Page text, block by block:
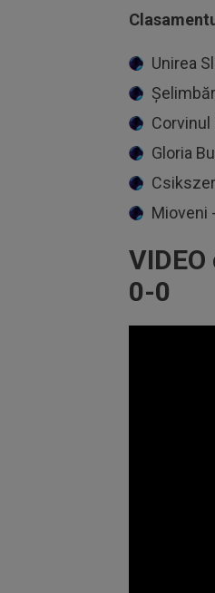
90%
Unirea
Gloria
Mioveni
0-0